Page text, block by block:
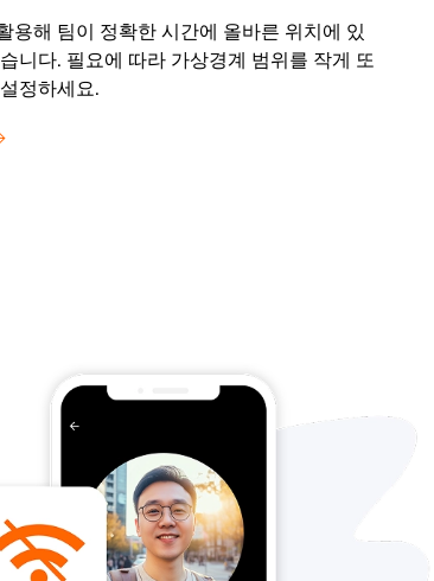
용해 팀이 정확한 시간에 올바른 위치에 있
니다. 필요에 따라 가상경계 범위를 작게 또
정하세요.